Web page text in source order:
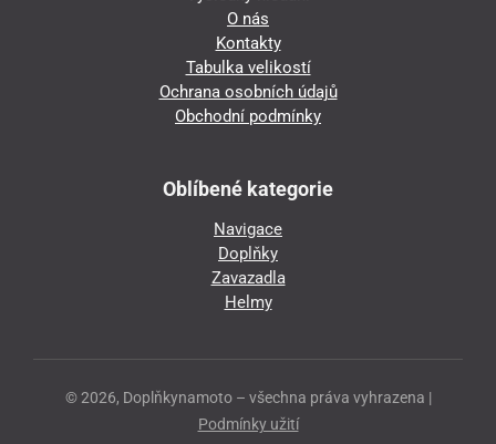
O nás
Kontakty
Tabulka velikostí
Ochrana osobních údajů
Obchodní podmínky
Oblíbené kategorie
Navigace
Doplňky
Zavazadla
Helmy
© 2026, Doplňkynamoto – všechna práva vyhrazena |
Podmínky užití